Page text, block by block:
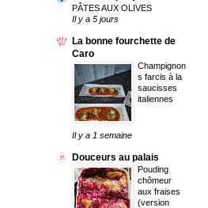
PÂTES AUX OLIVES
Il y a 5 jours
La bonne fourchette de
Caro
Champignon
s farcis à la
saucisses
italiennes
Il y a 1 semaine
Douceurs au palais
Pouding
chômeur
aux fraises
(version